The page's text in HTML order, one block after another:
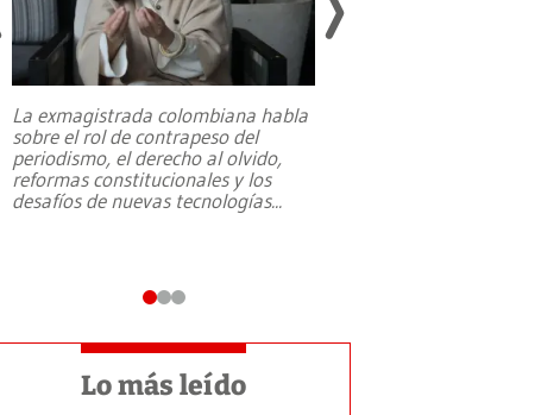
La exmagistrada colombiana habla
sobre el rol de contrapeso del
periodismo, el derecho al olvido,
reformas constitucionales y los
desafíos de nuevas tecnologías...
Lo más leído